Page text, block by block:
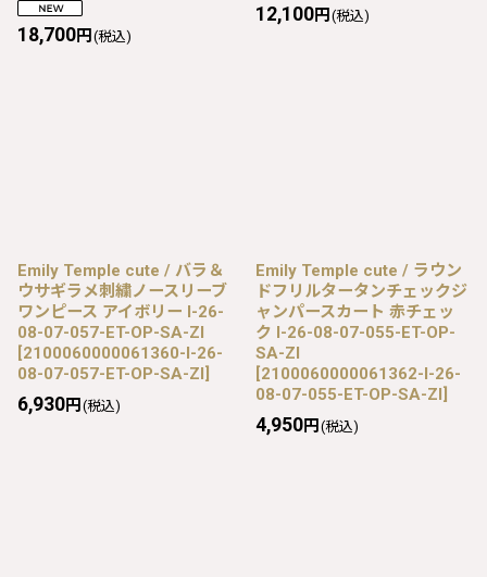
18,700円 (税込)
12,100円 (税込)
Emily Temple cute / バラ＆
ウサギラメ刺繍ノースリーブ
ワンピース アイボリー I-26-
08-07-057-ET-OP-SA-ZI
[2100060000061360-I-26-
08-07-057-ET-OP-SA-ZI]
6,930円 (税込)
Emily Temple cute / ラウン
ドフリルタータンチェックジ
ャンパースカート 赤チェッ
ク I-26-08-07-055-ET-OP-
SA-ZI
[2100060000061362-I-26-
08-07-055-ET-OP-SA-ZI]
4,950円 (税込)